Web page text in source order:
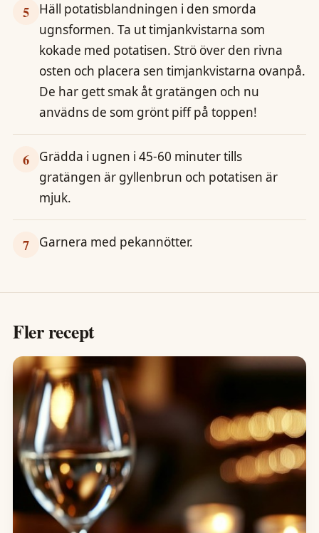
5
Häll potatisblandningen i den smorda
ugnsformen. Ta ut timjankvistarna som
kokade med potatisen. Strö över den rivna
osten och placera sen timjankvistarna ovanpå.
De har gett smak åt gratängen och nu
anvädns de som grönt piff på toppen!
6
Grädda i ugnen i 45-60 minuter tills
gratängen är gyllenbrun och potatisen är
mjuk.
7 Garnera med pekannötter.
Fler recept